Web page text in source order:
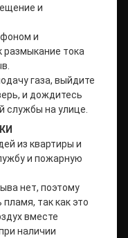
и
и
размыкание тока
газа, выйдите
и дождитесь
службы на улице.
из квартиры и
и пожарную
нет, поэтому
так как это
вместе
наличии